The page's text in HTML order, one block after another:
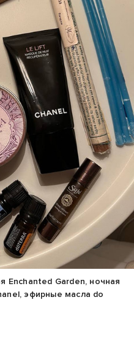
Enchanted Garden, ночная
эфирные масла do